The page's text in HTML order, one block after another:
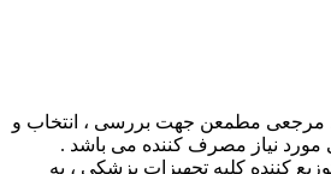
، مرجعی مطمعن جهت بررسی ، انتخاب و
مورد نیاز مصرف کننده می باشد .
کننده کلیه تجهیزات پزشکی ، به